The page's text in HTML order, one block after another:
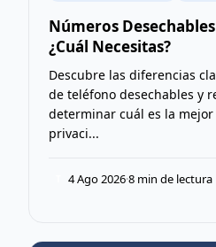
Números
¿Cuál Necesitas?
Descubre las diferencias
de teléfono desechables y
determinar cuál es la
privaci...
4 Ago 2026·8 min de lectura